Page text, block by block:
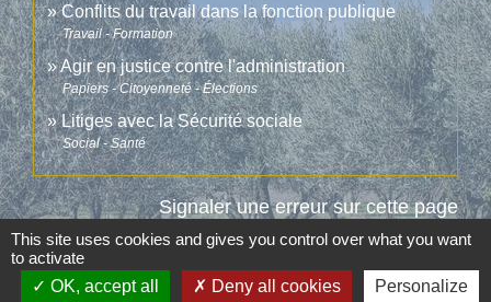
Conflits du travail dans la fonction publique
Travail - Formation
Agir en justice contre l'administration
Papiers - Citoyenneté - Élections
Litiges avec la Sécurité sociale
Social - Santé
Signaler une erreur sur cette page
This site uses cookies and gives you control over what you want
to activate
OK, accept all
Deny all cookies Personalize